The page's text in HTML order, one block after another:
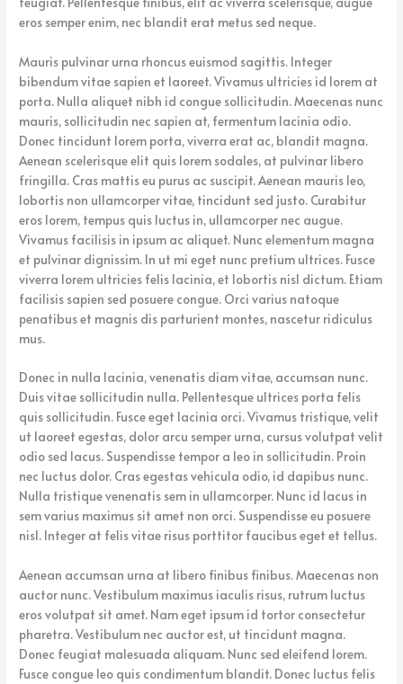
eros semper enim, nec blandit erat metus sed neque.
Mauris pulvinar urna rhoncus euismod sagittis. Integer
bibendum vitae sapien et laoreet. Vivamus ultricies id lorem at
porta. Nulla aliquet nibh id congue sollicitudin. Maecenas nunc
mauris, sollicitudin nec sapien at, fermentum lacinia odio.
Donec tincidunt lorem porta, viverra erat ac, blandit magna.
Aenean scelerisque elit quis lorem sodales, at pulvinar libero
fringilla. Cras mattis eu purus ac suscipit. Aenean mauris leo,
lobortis non ullamcorper vitae, tincidunt sed justo. Curabitur
eros lorem, tempus quis luctus in, ullamcorper nec augue.
Vivamus facilisis in ipsum ac aliquet. Nunc elementum magna
et pulvinar dignissim. In ut mi eget nunc pretium ultrices. Fusce
viverra lorem ultricies felis lacinia, et lobortis nisl dictum. Etiam
facilisis sapien sed posuere congue. Orci varius natoque
penatibus et magnis dis parturient montes, nascetur ridiculus
mus.
Donec in nulla lacinia, venenatis diam vitae, accumsan nunc.
Duis vitae sollicitudin nulla. Pellentesque ultrices porta felis
quis sollicitudin. Fusce eget lacinia orci. Vivamus tristique, velit
ut laoreet egestas, dolor arcu semper urna, cursus volutpat velit
odio sed lacus. Suspendisse tempor a leo in sollicitudin. Proin
nec luctus dolor. Cras egestas vehicula odio, id dapibus nunc.
Nulla tristique venenatis sem in ullamcorper. Nunc id lacus in
sem varius maximus sit amet non orci. Suspendisse eu posuere
nisl. Integer at felis vitae risus porttitor faucibus eget et tellus.
Aenean accumsan urna at libero finibus finibus. Maecenas non
auctor nunc. Vestibulum maximus iaculis risus, rutrum luctus
eros volutpat sit amet. Nam eget ipsum id tortor consectetur
pharetra. Vestibulum nec auctor est, ut tincidunt magna.
Donec feugiat malesuada aliquam. Nunc sed eleifend lorem.
Fusce congue leo quis condimentum blandit. Donec luctus felis